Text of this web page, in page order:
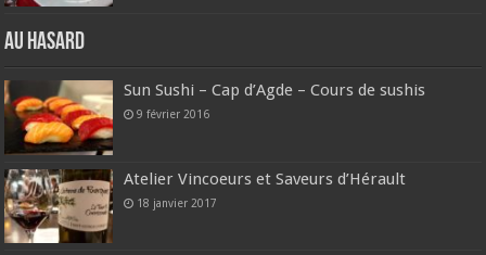
Au hasard
Sun Sushi – Cap d’Agde – Cours de sushis
9 février 2016
Atelier Vincoeurs et Saveurs d’Hérault
18 janvier 2017